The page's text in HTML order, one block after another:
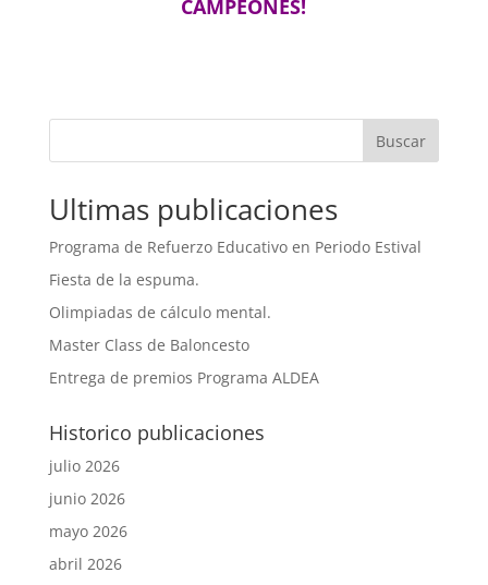
CAMPEONES!
Buscar
Ultimas publicaciones
Programa de Refuerzo Educativo en Periodo Estival
Fiesta de la espuma.
Olimpiadas de cálculo mental.
Master Class de Baloncesto
Entrega de premios Programa ALDEA
Historico publicaciones
julio 2026
junio 2026
mayo 2026
abril 2026